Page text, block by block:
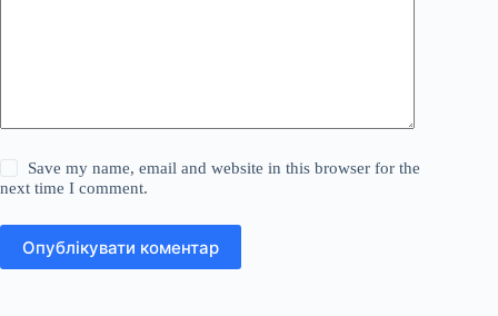
Save my name, email and website in this browser for the
next time I comment.
Опублікувати коментар